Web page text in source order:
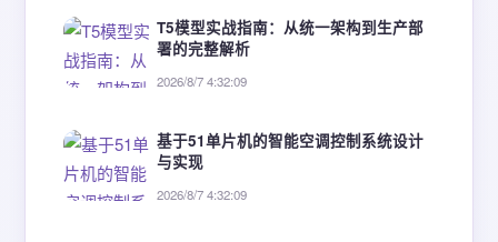
T5模型实战指南：从统一架构到生产部
署的完整解析
2026/8/7 4:32:09
基于51单片机的智能空调控制系统设计
与实现
2026/8/7 4:32:09